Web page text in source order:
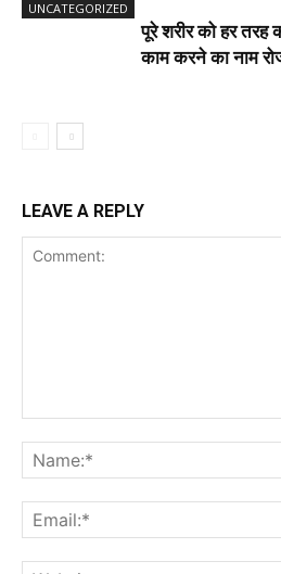
UNCATEGORIZED
पूरे शरीर को हर
काम करने का नाम
LEAVE A REPLY